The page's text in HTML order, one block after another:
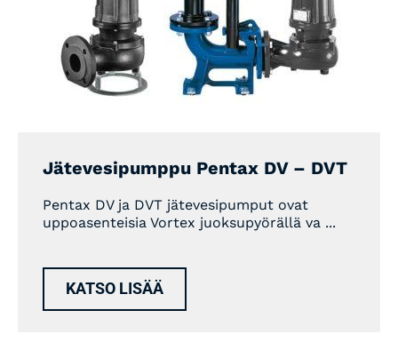
Jätevesipumppu Pentax DV – DVT
Pentax DV ja DVT jätevesipumput ovat
uppoasenteisia Vortex juoksupyörällä va ...
KATSO LISÄÄ